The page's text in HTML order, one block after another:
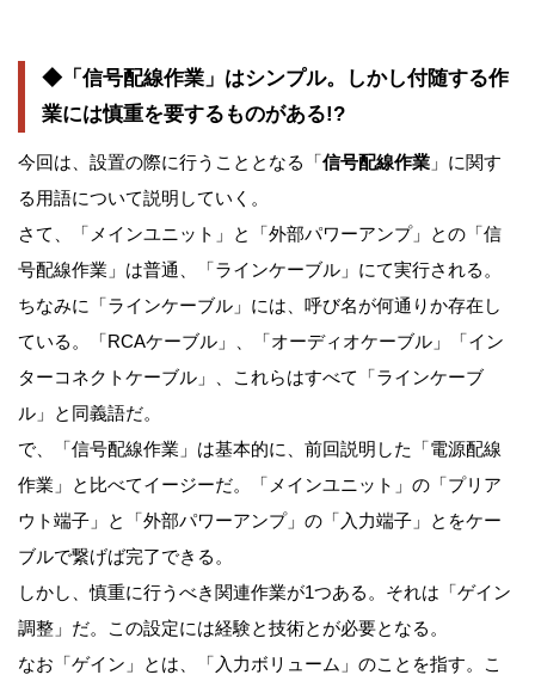
◆「信号配線作業」はシンプル。しかし付随する作
業には慎重を要するものがある!?
今回は、設置の際に行うこととなる「信号配線作業 」に関す
る用語について説明していく。
さて、「メインユニット」と「外部パワーアンプ」との「信
号配線作業」は普通、「ラインケーブル」にて実行される。
ちなみに「ラインケーブル」には、呼び名が何通りか存在し
ている。「RCAケーブル」、「オーディオケーブル」「イン
ターコネクトケーブル」、これらはすべて「ラインケーブ
ル」と同義語だ。
で、「信号配線作業」は基本的に、前回説明した「電源配線
作業」と比べてイージーだ。「メインユニット」の「プリア
ウト端子」と「外部パワーアンプ」の「入力端子」とをケー
ブルで繋げば完了できる。
しかし、慎重に行うべき関連作業が1つある。それは「ゲイン
調整」だ。この設定には経験と技術とが必要となる。
なお「ゲイン」とは、「入力ボリューム」のことを指す。こ